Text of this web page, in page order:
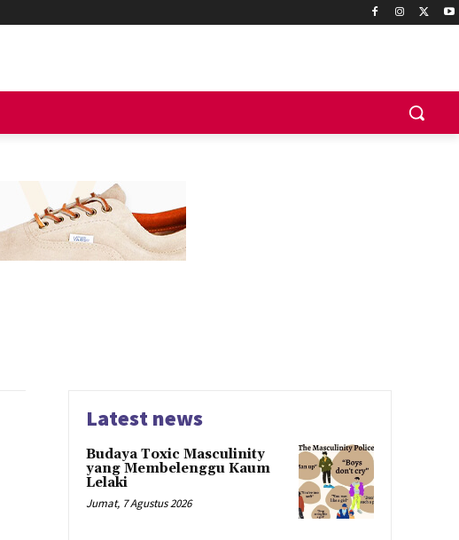
Latest news
Budaya Toxic Masculinity
yang Membelenggu Kaum
Lelaki
Jumat, 7 Agustus 2026